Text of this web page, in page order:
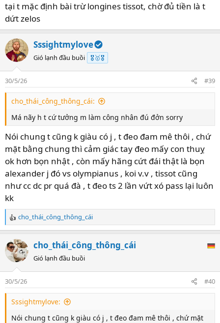
tại t mặc định bài trừ longines tissot, chờ đủ tiền là t
dứt zelos
Sssightmylove
Gió lạnh đầu buồi 🎖️🥇🎖️
30/5/26 #39
cho_thái_công_thông_cái:
Má nãy h t cứ tưởng m làm công nhân đú đởn sorry
Nói chung t cũng k giàu có j , t đeo đam mê thôi , chứ
mặt bằng chung thì cảm giác tay đeo mấy con thuỵ
ok hơn bọn nhật , còn mấy hãng cứt đái thật là bọn
alexander j đó vs olympianus , koi v.v , tissot cũng
như cc dc pr quá đà , t đeo ts 2 lần vứt xó pass lại luôn
kk
R
e
a
c
t
n
s
cho_thái_công_thông_cái
cho_thái_công_thông_cái
Gió lạnh đầu buồi
30/5/26 #40
Sssightmylove:
Nói chung t cũng k giàu có j , t đeo đam mê thôi , chứ mặt